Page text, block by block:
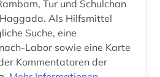
dreißigjähriger krieg (1)
druckgeschichte (2)
Tur und Schulchan
Als Hilfsmittel
Suche, eine
Labor sowie eine Karte
Kommentatoren der